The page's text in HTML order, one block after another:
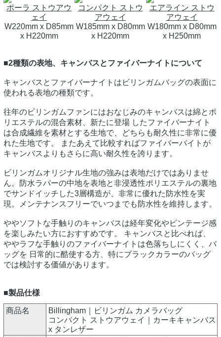
ポーラ ストウアウ
ェイ
W220mm x D85mm
x H220mm
コンパクト ストウ
アウェイ
W185mm x D80mm
x H220mm
エアライン ストウ
アウェイ
W180mm x D80mm
x H250mm
■2種類の表地、キャンバスとファイバーナイトについて
キャンバスとファイバーナイトはビリンガムバッグの表面に
使われる表地の種類です。
往年のビリンガムファンにはおなじみのキャンバスは綿とポ
リエステルの混合素材、新たに登場 したファイバーナイト
は合成繊維を素材とする生地で、どちらも耐久性に非常に優
れた生地です。 またあえて比較すればファイバーバイトが
キャンバスよりもさらに高い耐久性を誇ります。
ビリンガムオリジナル生地の強みは表地だけではありませ
ん。防水ラバーの中地を表地と非浸透性ポリエステルの裏地
でサンドイッチした3層構造が、非常に優れた防水性を実
現。メンテナンスフリーでいつまでも防水性を維持します。
ややソフトな手触りのキャンバスは経年変化やビンテージ感
を楽しみたい方におすすめです。 キャンバスと比べれば、
ややラフな手触りのファイバーナイトは色落ちしにくく、バ
ッグを 日常的に酷使する方、特にブラックカラーのバッグ
では検討する価値があります。
■製品仕様
商品名
Billingham｜ビリンガム カメラバッグ
コンパクト ストウアウェイ｜カーキキャンバス
x タンレザー